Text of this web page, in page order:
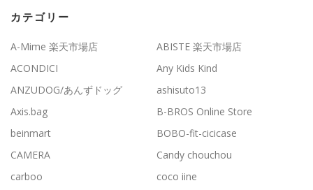
カテゴリー
A-Mime 楽天市場店
ABISTE 楽天市場店
ACONDICI
Any Kids Kind
ANZUDOG/あんずドッグ
ashisuto13
Axis.bag
B-BROS Online Store
beinmart
BOBO-fit-cicicase
CAMERA
Candy chouchou
carboo
coco iine